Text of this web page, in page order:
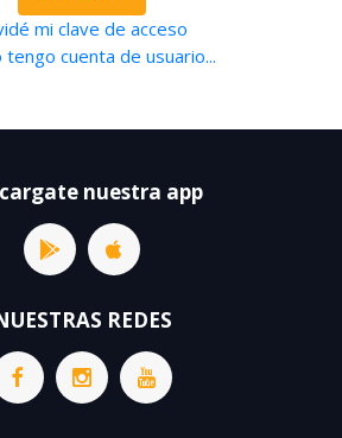
mi clave de acceso
tengo cuenta de usuario...
nuestra app
REDES